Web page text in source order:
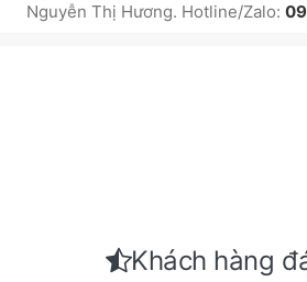
Nguyễn Thị Hương. Hotline/Zalo:
Khách hàng